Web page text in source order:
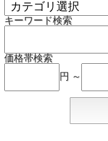
キーワード検索
価格帯検索
円 ～